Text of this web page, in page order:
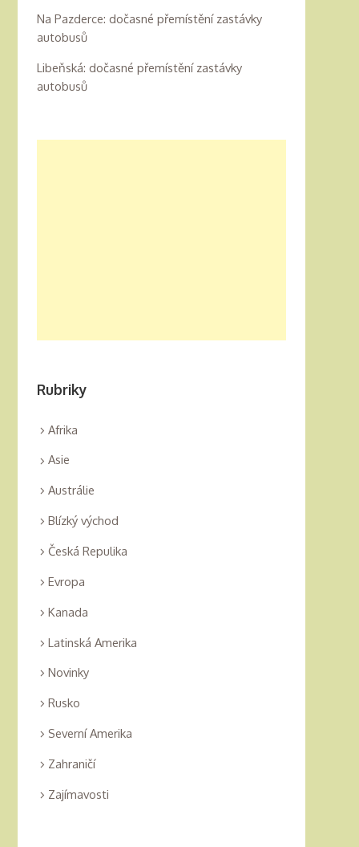
Na Pazderce: dočasné přemístění zastávky
autobusů
Libeňská: dočasné přemístění zastávky
autobusů
Rubriky
Afrika
Asie
Austrálie
Blízký východ
Česká Repulika
Evropa
Kanada
Latinská Amerika
Novinky
Rusko
Severní Amerika
Zahraničí
Zajímavosti